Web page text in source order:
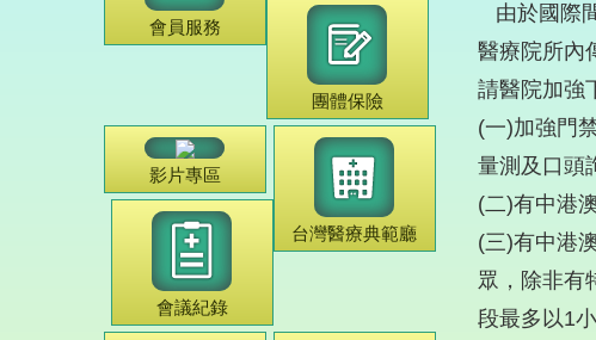
會員服務
團體保險
台灣醫療典範廳
影片專區
會議紀錄
由於國際
醫療院所內
請醫院加強
(一)加強門
量測及口頭
(二)有中港
(三)有中港
眾，除非有
段最多以1小